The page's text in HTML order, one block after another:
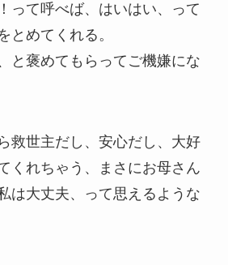
って呼べば、はいはい、って
とめてくれる。
と褒めてもらってご機嫌にな
救世主だし、安心だし、大好
くれちゃう、まさにお母さん
は大丈夫、って思えるような